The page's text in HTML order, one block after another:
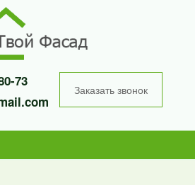
73
Заказать звонок